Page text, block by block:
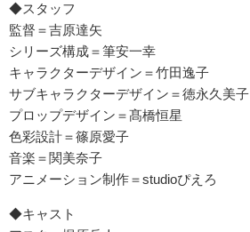
◆スタッフ
監督＝吉原達矢
シリーズ構成＝筆安一幸
キャラクターデザイン＝竹田逸子
サブキャラクターデザイン＝徳永久美子
プロップデザイン＝髙橋恒星
色彩設計＝篠原愛子
音楽＝関美奈子
アニメーション制作＝studioぴえろ
◆キャスト